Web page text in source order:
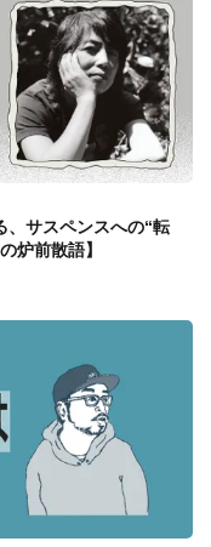
、サスペンスへの“転
炉前散語】